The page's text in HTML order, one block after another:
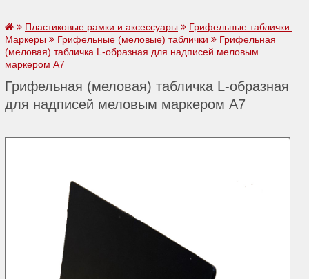
Пластиковые рамки и аксессуары
Грифельные таблички.
Маркеры
Грифельные (меловые) таблички
Грифельная
(меловая) табличка L-образная для надписей меловым
маркером A7
Грифельная (меловая) табличка L-образная
для надписей меловым маркером A7